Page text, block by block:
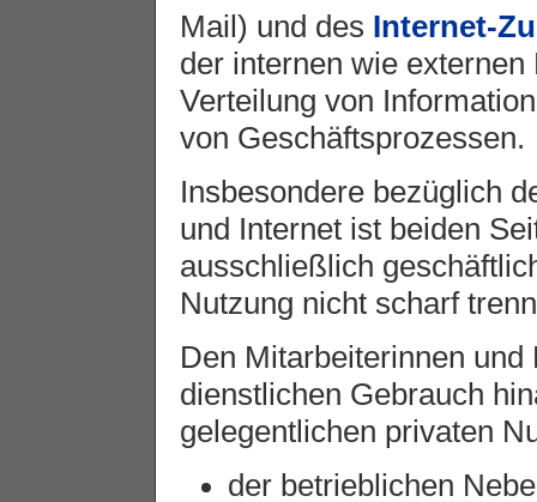
Mail) und des Internet-
der internen wie
Verteilung von
von Geschäftsprozessen.
Insbesondere bezüglich
und Internet ist beiden
ausschließlich
Nutzung nicht scharf
Den Mitarbeiterinnen
dienstlichen Gebrauch
gelegentlichen privaten
der betrieblichen